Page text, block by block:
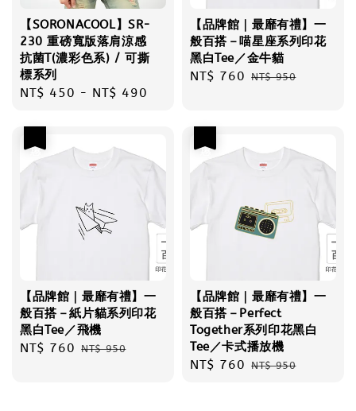
【SORONACOOL】SR-
230 重磅寬版落肩涼感
抗菌T(濃彩色系) / 可撕
標系列
Regular
NT$ 450 - NT$ 490
【品牌館｜最靡有禮】一
般百搭－喵星座系列印花
黑白Tee／金牛貓
Sale
NT$ 760 Regular
NT$ 950
【品牌館｜最靡有禮】一
般百搭－紙片貓系列印花
黑白Tee／飛機
Sale
NT$ 760 Regular
NT$ 950
【品牌館｜最靡有禮】一
般百搭－Perfect
Together系列印花黑白
Tee／卡式播放機
Sale
NT$ 760 Regular
NT$ 950